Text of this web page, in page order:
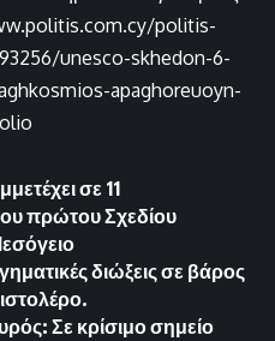
politis-
unesco-skhedon-6-
apaghoreuoyn-
σε 11
πρώτου Σχεδίου
διώξεις σε βάρος
Σε κρίσιμο σημείο